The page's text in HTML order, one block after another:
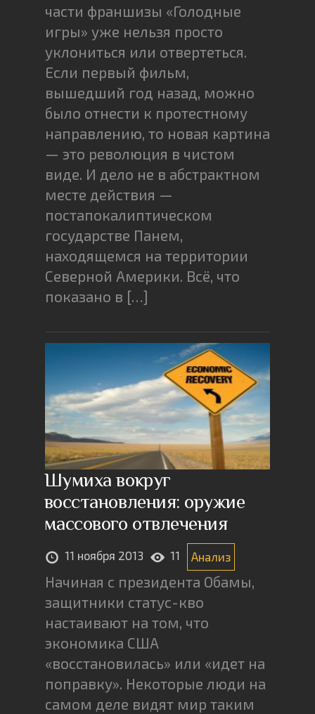
части франшизы «Голодные
игры» уже нельзя просто
уклониться или отвертеться.
Если первый фильм,
вышедший год назад, можно
было отнести к протестному
направлению, то новая картина
— это революция в чистом
виде. И дело не в абстрактном
месте действия —
постапокалиптическом
государстве Панем,
находящемся на территории
Северной Америки. Всё, что
показано в […]
Шумиха вокруг
восстановления: оружие
массового отвлечения
11 ноября 2013 11 Анализ
Начиная с президента Обамы,
защитники статус-кво
настаивают на том, что
экономика США
«восстановилась» или «идет на
поправку». Некоторые люди на
самом деле видят мир таким